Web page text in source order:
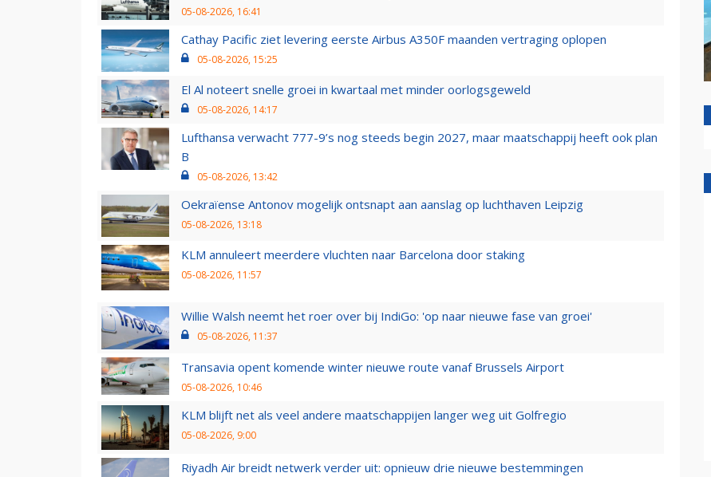
05-08-2026, 16:41
Cathay Pacific ziet levering eerste Airbus A350F maanden vertraging oplopen
05-08-2026, 15:25
El Al noteert snelle groei in kwartaal met minder oorlogsgeweld
05-08-2026, 14:17
Lufthansa verwacht 777-9’s nog steeds begin 2027, maar maatschappij heeft ook plan
B
05-08-2026, 13:42
Oekraïense Antonov mogelijk ontsnapt aan aanslag op luchthaven Leipzig
05-08-2026, 13:18
KLM annuleert meerdere vluchten naar Barcelona door staking
05-08-2026, 11:57
Willie Walsh neemt het roer over bij IndiGo: 'op naar nieuwe fase van groei'
05-08-2026, 11:37
Transavia opent komende winter nieuwe route vanaf Brussels Airport
05-08-2026, 10:46
KLM blijft net als veel andere maatschappijen langer weg uit Golfregio
05-08-2026, 9:00
Riyadh Air breidt netwerk verder uit: opnieuw drie nieuwe bestemmingen